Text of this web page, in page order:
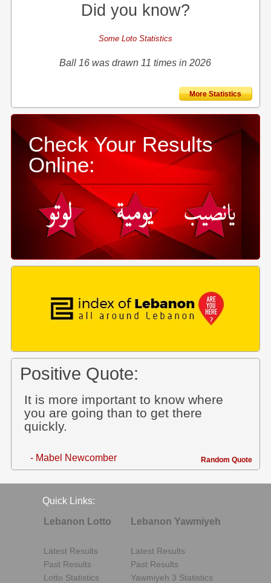
Did you know?
Some Loto Statistics
Ball 16 was drawn 11 times in 2026
More Statistics
Check Your Results
Online:
Positive Quote:
It is more important to know where
you are going than to get there
quickly.
- Mabel Newcomber Random Quote
Quick Links:
Lebanon Lotto
Latest Results
Past Results
Lotto Statistics
Lebanon Yawmiyeh
Latest Results
Past Results
Yawmiyeh 3 Statistics